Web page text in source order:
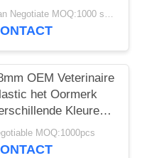
van de
Can Negotiate MOQ:1000 stukken
OEM Veterinaire
het Oormerk
Kleuren
Varkensvarkens
Landbouwbedrijf
MOQ:1000pcs